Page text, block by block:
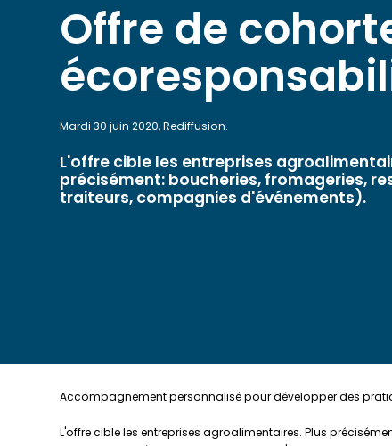
Offre de
Mardi 30 juin 2020, Rediffusion.
L'offre cible les entreprises
précisément: boucheries, fromageries,
traiteurs, compagnies d'événements).
Accompagnement personnalisé pour développer des
L'offre cible les entreprises agroalimentaires. Plus